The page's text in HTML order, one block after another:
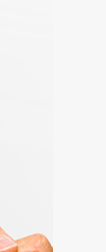
זה
בראייה
מונעת